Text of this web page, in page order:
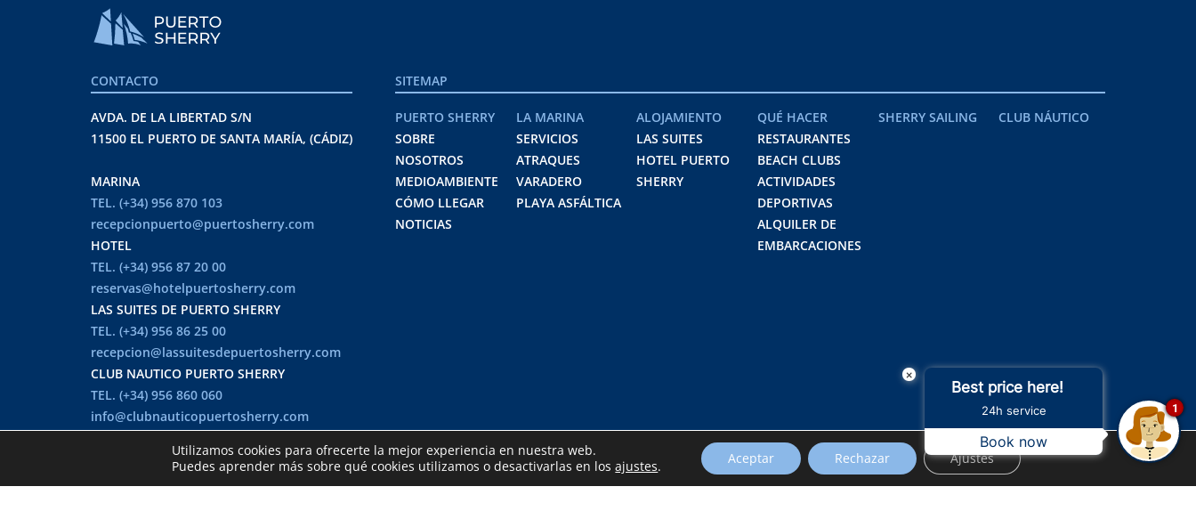
CONTACTO
AVDA. DE LA LIBERTAD S/N
11500 EL PUERTO DE SANTA MARÍA, (CÁDIZ)
MARINA
TEL. (+34) 956 870 103
recepcionpuerto@puertosherry.com
HOTEL
TEL. (+34) 956 87 20 00
reservas@hotelpuertosherry.com
LAS SUITES DE PUERTO SHERRY
TEL. (+34) 956 86 25 00
recepcion@lassuitesdepuertosherry.com
CLUB NAUTICO PUERTO SHERRY
TEL. (+34) 956 860 060
info@clubnauticopuertosherry.com
SITEMAP
PUERTO SHERRY
SOBRE
NOSOTROS
MEDIOAMBIENTE
CÓMO LLEGAR
NOTICIAS
LA MARINA
SERVICIOS
ATRAQUES
VARADERO
PLAYA ASFÁLTICA
ALOJAMIENTO
LAS SUITES
HOTEL PUERTO
SHERRY
QUÉ HACER
RESTAURANTES
BEACH CLUBS
ACTIVIDADES
DEPORTIVAS
ALQUILER DE
EMBARCACIONES
SHERRY SAILING CLUB NÁUTICO
36º 34' 38" N
6º 15' 15 " W
Utilizamos cookies para ofrecerte la mejor experiencia en nuestra web.
Puedes aprender más sobre qué cookies utilizamos o desactivarlas en losajustes. Aceptar Rechazar Ajustes
×
Best price here!
24h service
Book now
1